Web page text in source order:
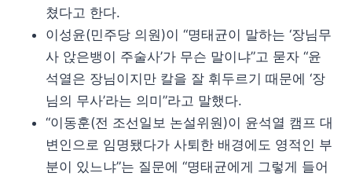
쳤다고 한다.
이성윤(민주당 의원)이 “명태균이 말하는 ‘장님무
사 앉은뱅이 주술사’가 무슨 말이냐”고 묻자 “윤
석열은 장님이지만 칼을 잘 휘두르기 때문에 ‘장
님의 무사’라는 의미”라고 말했다.
“이동훈(전 조선일보 논설위원)이 윤석열 캠프 대
변인으로 임명됐다가 사퇴한 배경에도 영적인 부
분이 있느냐”는 질문에 “명태균에게 그렇게 들어